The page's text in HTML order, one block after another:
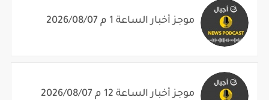
موجز أخبار الساعة 1 م 2026/08/07
موجز أخبار الساعة 12 م 2026/08/07